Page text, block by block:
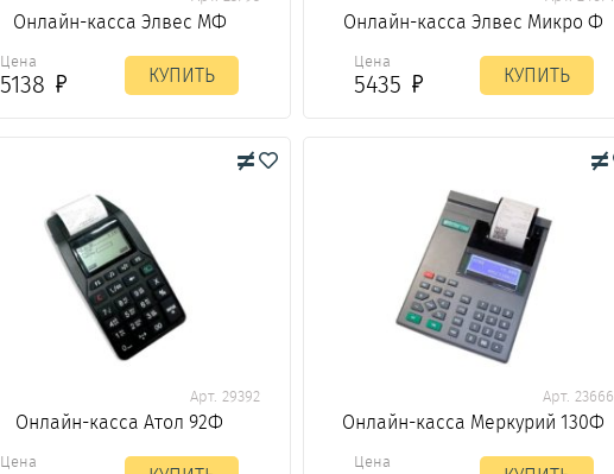
Онлайн-касса Элвес МФ
Цена
5138 КУПИТЬ
Онлайн-касса Элвес Микро Ф
Цена
5435 КУПИТЬ
Арт. 29392
Онлайн-касса Атол 92Ф
Цена
Арт. 23666
Онлайн-касса Меркурий 130Ф
Цена